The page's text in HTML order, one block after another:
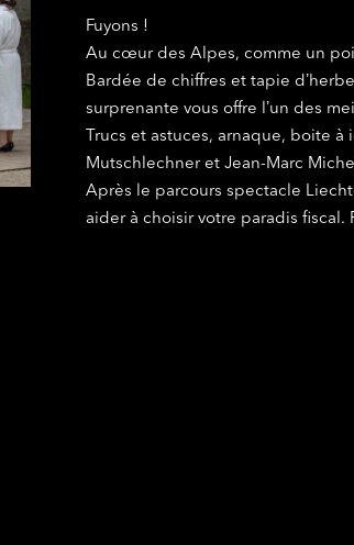
Fuyons !
Au cœur des Alpes, comme un
Bardée de chiffres et tapie
surprenante vous offre lʼun des
Trucs et astuces, arnaque, boite
Mutschlechner et Jean-Marc
Après le parcours spectacle
aider à choisir votre paradis